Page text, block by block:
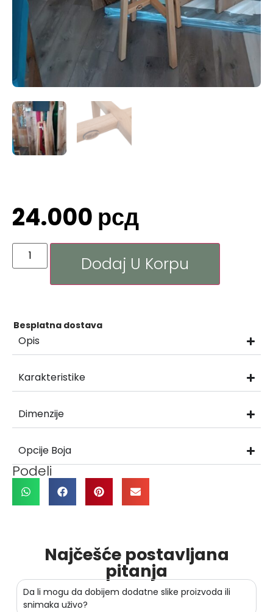
24.000 рсд
Dodaj U Korpu
Besplatna dostava
Opis
Karakteristike
Dimenzije
Opcije Boja
Podeli
Najčešće postavljana
pitanja
Da li mogu da dobijem dodatne slike proizvoda ili
snimaka uživo?